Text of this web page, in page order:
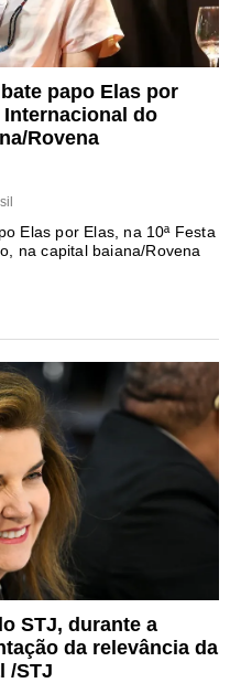
papo Elas por
Internacional do
Rovena
Elas por Elas, na 10ª Festa
na capital baiana/Rovena
STJ, durante a
da relevância da
/STJ